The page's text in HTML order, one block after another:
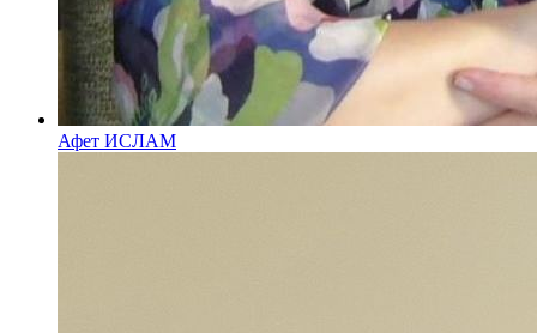
Афет ИСЛАМ